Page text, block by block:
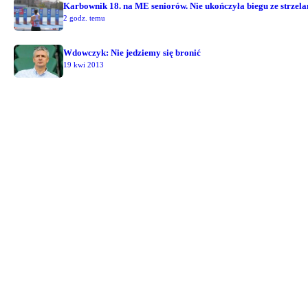
Karbownik 18. na ME seniorów. Nie ukończyła biegu ze
2 godz. temu
Wdowczyk: Nie jedziemy się bronić
19 kwi 2013